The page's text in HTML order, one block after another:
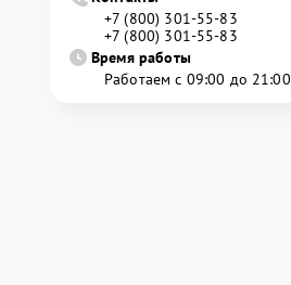
+7 (800) 301-55-83
+7 (800) 301-55-83
Время работы
Работаем с 09:00 до 21:00